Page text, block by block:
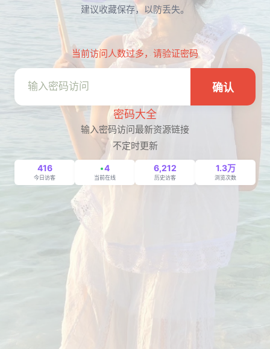
建议收藏保存，以防丢失。
当前访问人数过多，请验证密码
确认
密码大全
输入密码访问最新资源链接
不定时更新
416
今日访客
4
当前在线
6,212
历史访客
1.3万
浏览次数